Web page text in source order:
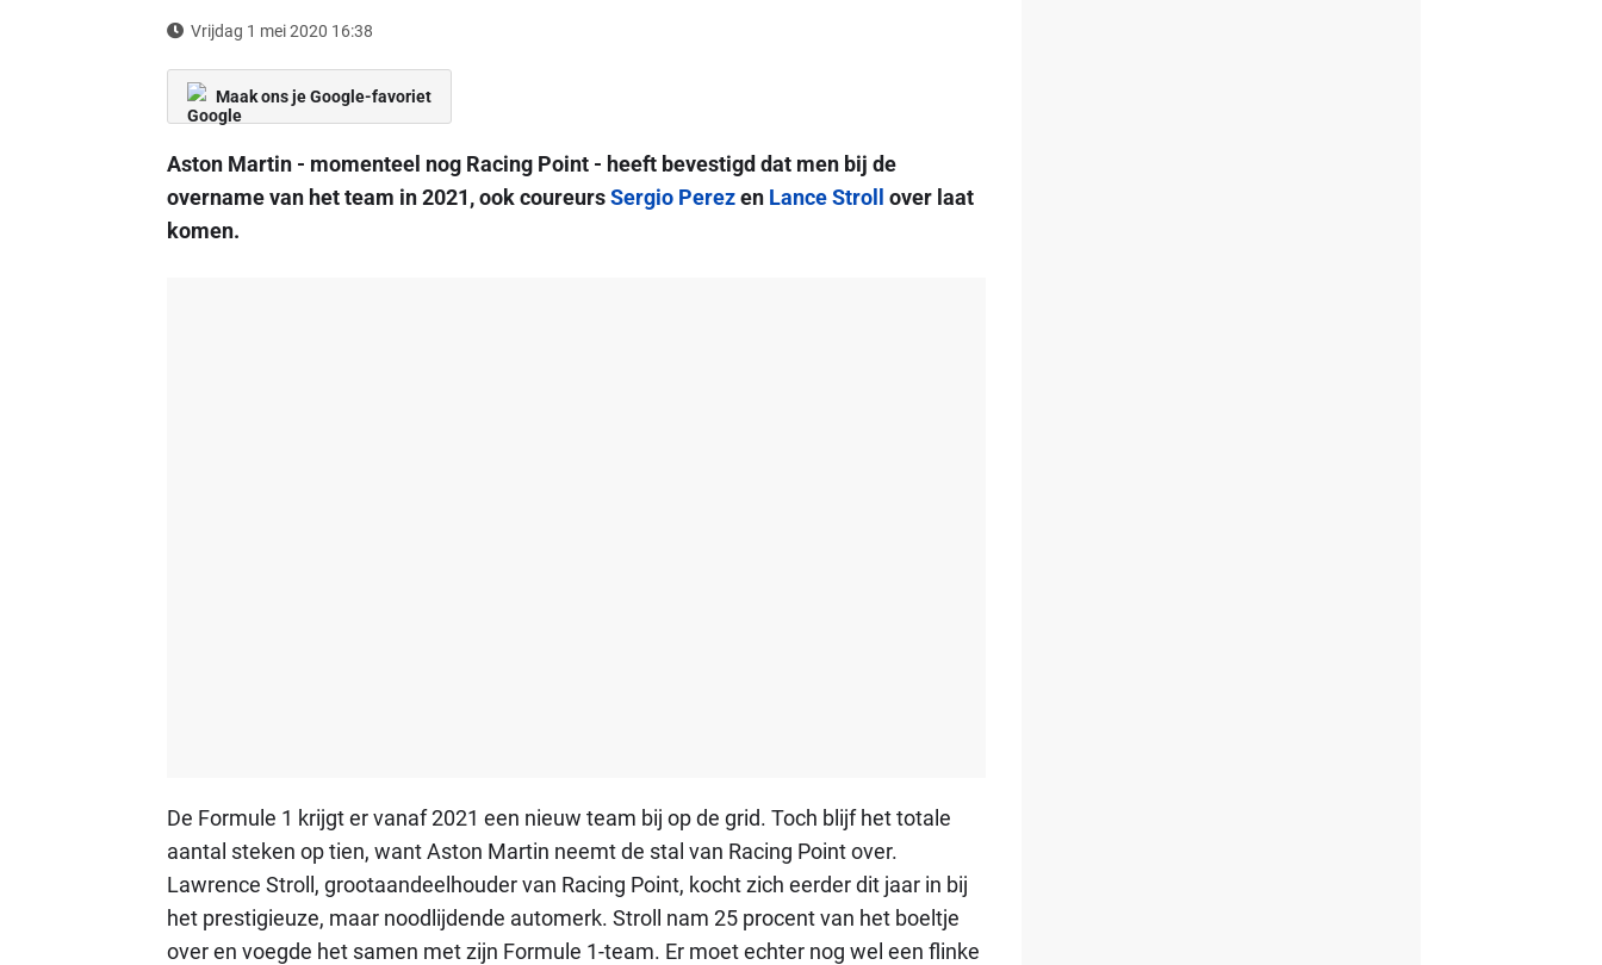
Vrijdag 1 mei 2020 16:38
Maak ons je Google-favoriet
Aston Martin - momenteel nog Racing Point - heeft bevestigd dat men bij de
overname van het team in 2021, ook coureursSergio Perezen Lance Stroll
over laat
komen.
De Formule 1 krijgt er vanaf 2021 een nieuw team bij op de grid. Toch blijf het totale
aantal steken op tien, want Aston Martin neemt de stal van Racing Point over.
Lawrence Stroll, grootaandeelhouder van Racing Point, kocht zich eerder dit jaar in bij
het prestigieuze, maar noodlijdende automerk. Stroll nam 25 procent van het boeltje
over en voegde het samen met zijn Formule 1-team. Er moet echter nog wel een flinke